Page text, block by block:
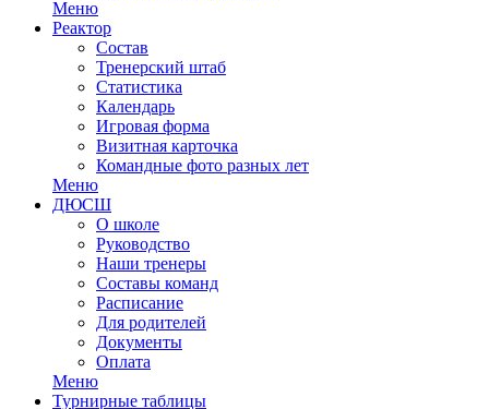
Меню
Реактор
Состав
Тренерский штаб
Статистика
Календарь
Игровая форма
Визитная карточка
Командные фото разных лет
Меню
ДЮСШ
О школе
Руководство
Наши тренеры
Составы команд
Расписание
Для родителей
Документы
Оплата
Меню
Турнирные таблицы